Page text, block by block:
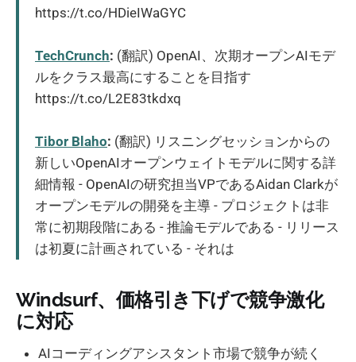
https://t.co/HDieIWaGYC
TechCrunch: (翻訳) OpenAI、次期オープンAIモデ
ルをクラス最高にすることを目指す
https://t.co/L2E83tkdxq
Tibor Blaho: (翻訳) リスニングセッションからの
新しいOpenAIオープンウェイトモデルに関する詳
細情報 - OpenAIの研究担当VPであるAidan Clarkが
オープンモデルの開発を主導 - プロジェクトは非
常に初期段階にある - 推論モデルである - リリース
は初夏に計画されている - それは
Windsurf、価格引き下げで競争激化
に対応
AIコーディングアシスタント市場で競争が続く